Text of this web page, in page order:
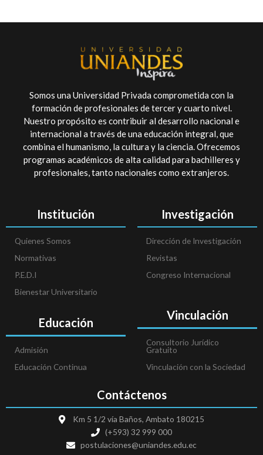
Somos una Universidad Privada comprometida con la
formación de profesionales de tercer y cuarto nivel.
Nuestro propósito es contribuir al desarrollo nacional e
internacional a través de una educación integral, que
combina el humanismo, la cultura y la ciencia. Ofrecemos
programas académicos de alta calidad para bachilleres y
profesionales, tanto nacionales como extranjeros.
Institución
Quienes Somos
Normativas
P.E.D.I
Bienestar Universitario
Educación
Admisión
Educación Continua
Investigación
Dirección de Investigación
Revistas
Congreso Internacional
Vinculación
Consultorio Jurídico
Gratuito
Vinculación con la Sociedad
Contáctenos
Km 5 1/2 vía Baños, Ambato 180215
(+593) 32 999 000
postulaciones@uniandes.edu.ec